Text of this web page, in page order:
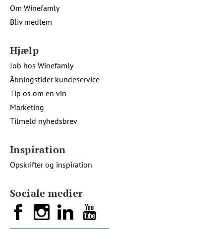
Sociale medier
Om Winefamly
Bliv medlem
Hjælp
Job hos Winefamly
Åbningstider kundeservice
Tip os om en vin
Marketing
Tilmeld nyhedsbrev
Inspiration
Opskrifter og inspiration